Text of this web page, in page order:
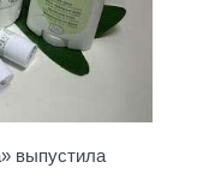
выпустила